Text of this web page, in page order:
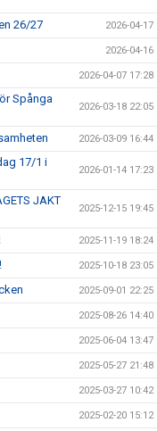
26/27 2026-04-17
2026-04-16
2026-04-07 17:28
Spånga
2026-03-18 22:05
2026-03-09 16:44
17/1 i
2026-01-14 17:23
JAKT
2025-12-15 19:45
2025-11-19 18:24
2025-10-18 23:05
2025-09-01 22:25
2025-08-26 14:40
2025-06-04 13:47
2025-05-27 21:48
2025-03-27 10:42
2025-02-20 15:12